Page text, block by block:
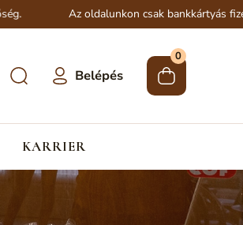
Az oldalunkon csak bankkártyás
Belépés
0
KARRIER